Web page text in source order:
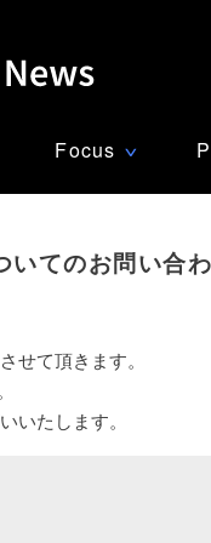
Focus ∨
いてのお問い合
せて頂きます。
いたします。